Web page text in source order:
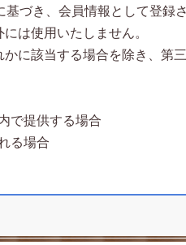
づき、会員情報として登録
は使用いたしません。
に該当する場合を除き、第
で提供する場合
る場合